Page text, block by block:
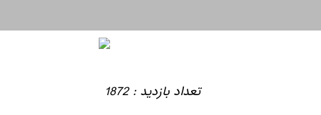
تعداد بازدید : 1872